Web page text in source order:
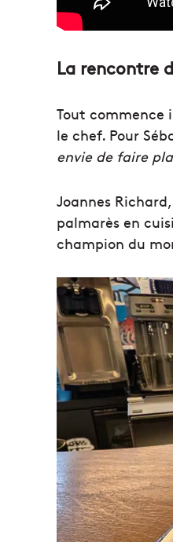
La rencontre
Tout commence
le chef. Pour
envie de faire
Joannes
palmarès en
champion du